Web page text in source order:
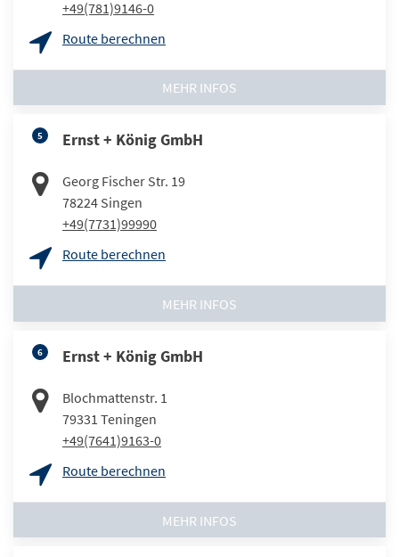
+49(781)9146-0
Route berechnen
MEHR INFOS
5 Ernst + König GmbH
Georg Fischer Str. 19
78224 Singen
+49(7731)99990
Route berechnen
MEHR INFOS
6 Ernst + König GmbH
Blochmattenstr. 1
79331 Teningen
+49(7641)9163-0
Route berechnen
MEHR INFOS